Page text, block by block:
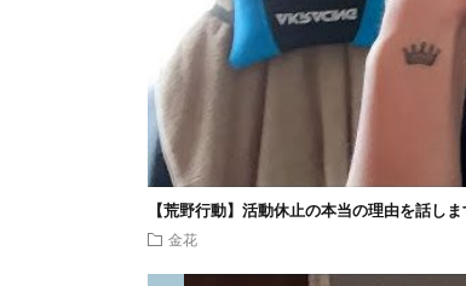
【荒野行動】活動休止の本当の理由を話し
金花